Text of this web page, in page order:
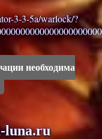
3-3-5a/warlock/?
необходима
luna.ru